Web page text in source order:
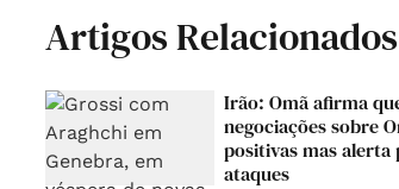
Artigos Relacionados
Irão: Omã afirma
negociações sobre
positivas mas alerta
ataques